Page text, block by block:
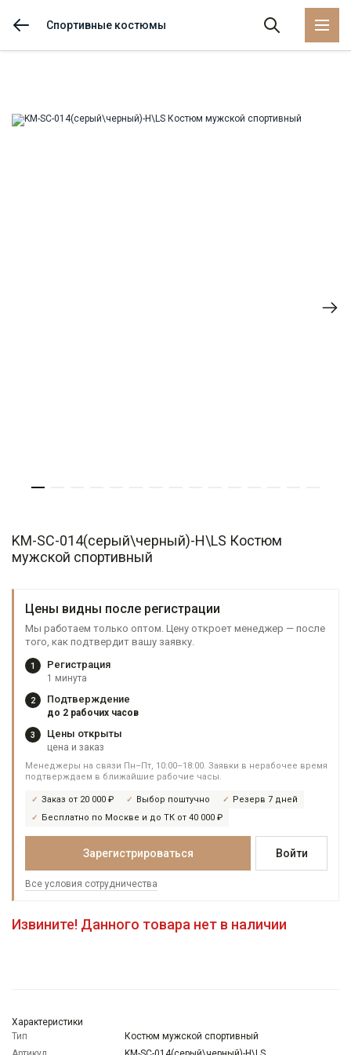
Спортивные костюмы
KM-SC-014(серый\черный)-H\LS Костюм
мужской спортивный
Цены видны после регистрации
Мы работаем только оптом. Цену откроет менеджер — после
того, как подтвердит вашу заявку.
1 Регистрация
1 минута
2 Подтверждение
до 2 рабочих часов
3 Цены открыты
цена и заказ
Менеджеры на связи Пн–Пт, 10:00–18:00. Заявки в нерабочее время
подтверждаем в ближайшие рабочие часы.
Заказ от 20 000 ₽ Выбор поштучно
Резерв 7 дней
Бесплатно по Москве и до ТК от 40 000 ₽
Зарегистрироваться Войти
Все условия сотрудничества
Извините! Данного товара нет в наличии
Характеристики
Тип
Костюм мужской спортивный